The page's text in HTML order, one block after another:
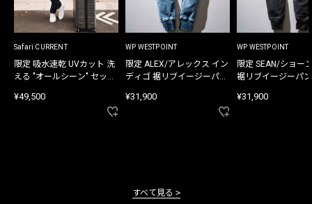
Safari CURRENT
限定 吸水速乾 UVカット 洗
える "オールシーン" セット
¥49,500
WP WESTPOINT
限定 ALEX/アレックス イン
ディゴ 裾リブイージーパン
¥31,900
WP WESTPOINT
限定 SEAN/ショー
裾リブイージーパ
¥31,900
すべて見る